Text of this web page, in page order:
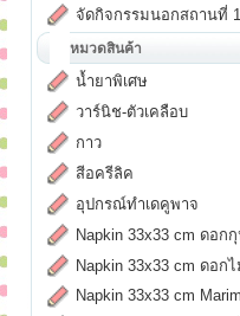
จัดกิจกรรมนอกสถานที่
หมวดสินค้า
น้ำยาพิเศษ
วาร์นิช-ตัวเคลือบ
กาว
สีอครีลิค
อุปกรณ์ทำเดคูพาจ
Napkin 33x33 cm ดอก
Napkin 33x33 cm ดอกไ
Napkin 33x33 cm